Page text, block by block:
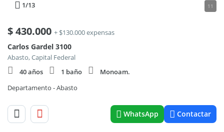
1/13 11
$430.000 + $130.000 expensas
Carlos Gardel 3100
Abasto, Capital Federal
40 años
1 baño
Monoam.
Departamento - Abasto
WhatsApp Contactar